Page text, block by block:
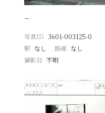
−
写真ID 3601-003125-0
駅 なし 路線 なし
撮影日
不明